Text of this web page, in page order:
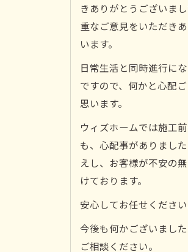
きありがとうございま
重なご意見をいただき
います。
日常生活と同時進行に
ですので、何かと心配
思います。
ウィズホームでは施工
も、心配事がありまし
えし、お客様が不安の
けております。
安心してお任せください
今後も何かございまし
ご相談ください。